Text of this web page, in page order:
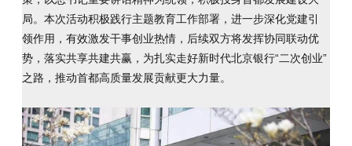
局。本次活动积极践行主题教育工作部署，进一步深化党建引
领作用，有效激发干事创业热情，后续双方将发挥协同联动优
势，落实共享共建共赢，为扎实走好新时代北京银行“二次创业”
之路，推动首都高质量发展贡献更大力量。